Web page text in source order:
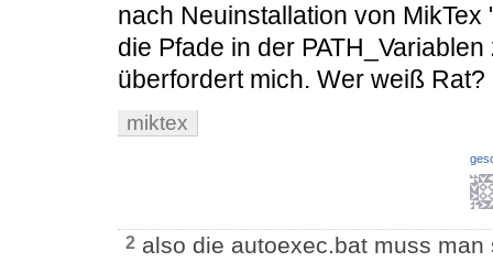
nach Neuinstallation von
die Pfade in der
überfordert mich. Wer weiß Rat?
miktex
2 also die autoexec.bat muss